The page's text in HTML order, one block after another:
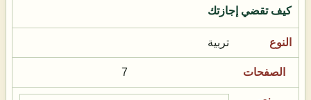
كيف تقضي إجازتك
تربية
7